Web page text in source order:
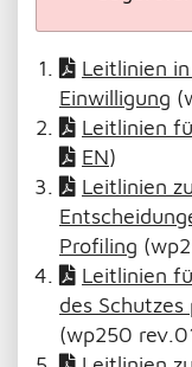
Leitlinien
Einwilligung
Leitlinien
EN)
Leitlinien
Profiling
Leitlinien
des
(wp250